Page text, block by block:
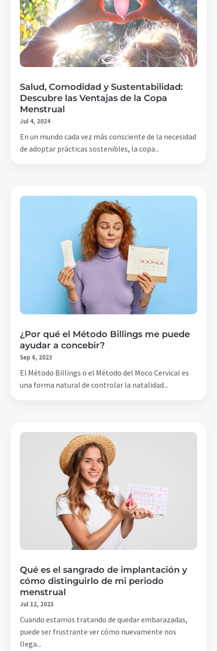
Salud, Comodidad y Sustentabilidad:
Descubre las Ventajas de la Copa
Menstrual
Jul 4, 2024
En un mundo cada vez más consciente de la necesidad
de adoptar prácticas sostenibles, la copa...
¿Por qué el Método Billings me puede
ayudar a concebir?
Sep 6, 2023
El Método Billings o el Método del Moco Cervical es
una forma natural de controlar la natalidad...
Qué es el sangrado de implantación y
cómo distinguirlo de mi periodo
menstrual
Jul 12, 2023
Cuando estamos tratando de quedar embarazadas,
puede ser frustrante ver cómo nuevamente nos
llega...